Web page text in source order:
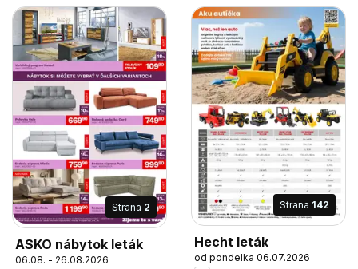
Strana 2
ASKO nábytok leták
06.08. - 26.08.2026
Strana 142
Hecht leták
od pondelka 06.07.2026